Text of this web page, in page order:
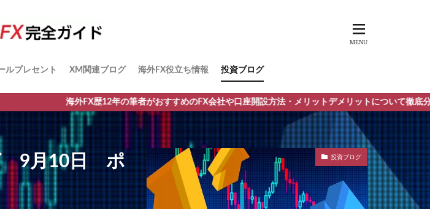
ルプレセント XM関連ブログ 海外FX役立ち情報 投資ブログ
外FX歴12年の筆者がおすすめのFX会社や口座開設方法・メリットデメリットについて徹底分析！
9月10日 ポ
投資ブログ